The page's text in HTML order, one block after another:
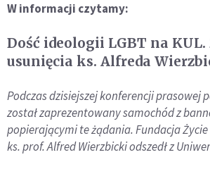
W informacji czytamy:
Dość ideologii LGBT na KUL.
usunięcia ks. Alfreda
Podczas dzisiejszej konferencji prasowej
został zaprezentowany samochód z
popierającymi te żądania. Fundacja Życie
ks. prof. Alfred Wierzbicki odszedł z